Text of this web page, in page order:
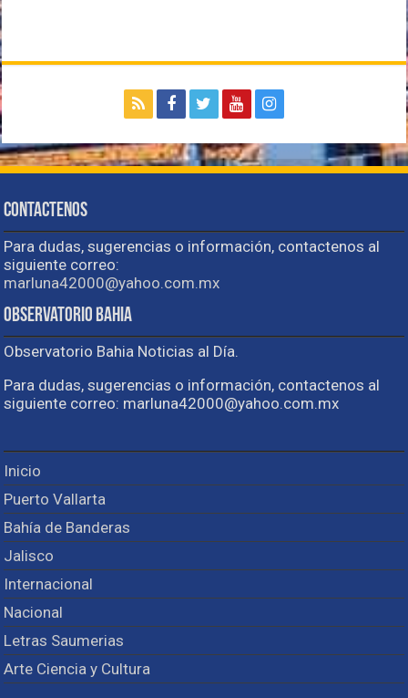
Contactenos
Para dudas, sugerencias o información, contactenos al
siguiente correo:
marluna42000@yahoo.com.mx
Observatorio Bahia
Observatorio Bahia Noticias al Día.
Para dudas, sugerencias o información, contactenos al
siguiente correo: marluna42000@yahoo.com.mx
Inicio
Puerto Vallarta
Bahía de Banderas
Jalisco
Internacional
Nacional
Letras Saumerias
Arte Ciencia y Cultura